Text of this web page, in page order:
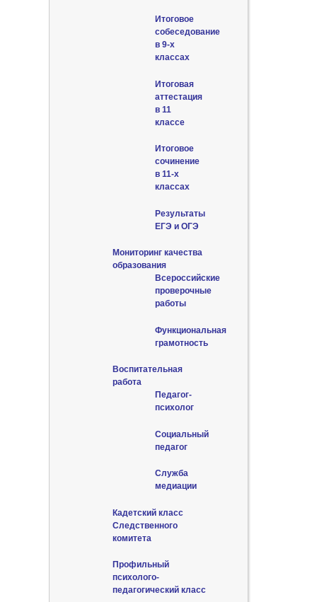
Итоговое
собеседование
в 9-х
классах
Итоговая
аттестация
в 11
классе
Итоговое
сочинение
в 11-х
классах
Результаты
ЕГЭ и ОГЭ
Мониторинг качества
образования
Всероссийские
проверочные
работы
Функциональная
грамотность
Воспитательная
работа
Педагог-
психолог
Социальный
педагог
Служба
медиации
Кадетский класс
Следственного
комитета
Профильный
психолого-
педагогический класс